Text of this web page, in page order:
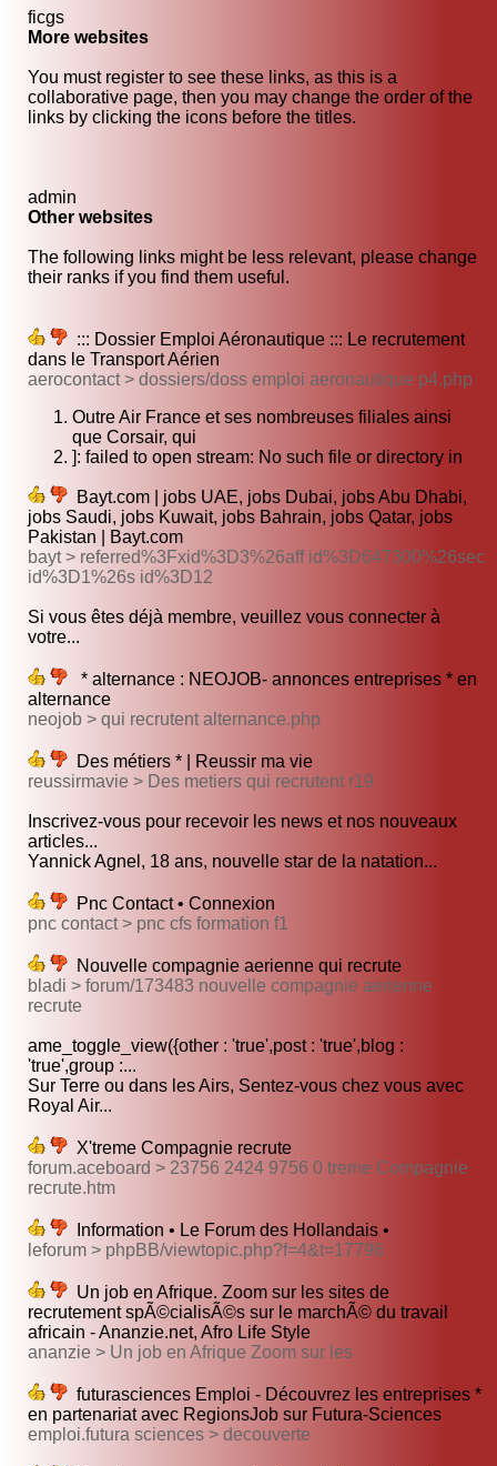
ficgs
More websites
You must register to see these links, as this is a
collaborative page, then you may change the order of the
links by clicking the icons before the titles.
admin
Other websites
The following links might be less relevant, please change
their ranks if you find them useful.
::: Dossier Emploi Aéronautique ::: Le recrutement
dans le Transport Aérien
aerocontact > dossiers/doss emploi aeronautique p4.php
Outre Air France et ses nombreuses filiales ainsi
que Corsair, qui
]: failed to open stream: No such file or directory in
Bayt.com | jobs UAE, jobs Dubai, jobs Abu Dhabi,
jobs Saudi, jobs Kuwait, jobs Bahrain, jobs Qatar, jobs
Pakistan | Bayt.com
bayt > referred%3Fxid%3D3%26aff id%3D647300%26sec
id%3D1%26s id%3D12
Si vous êtes déjà membre, veuillez vous connecter à
votre...
* alternance : NEOJOB- annonces entreprises * en
alternance
neojob > qui recrutent alternance.php
Des métiers * | Reussir ma vie
reussirmavie > Des metiers qui recrutent r19
Inscrivez-vous pour recevoir les news et nos nouveaux
articles...
Yannick Agnel, 18 ans, nouvelle star de la natation...
Pnc Contact • Connexion
pnc contact > pnc cfs formation f1
Nouvelle compagnie aerienne qui recrute
bladi > forum/173483 nouvelle compagnie aerienne
recrute
ame_toggle_view({other : 'true',post : 'true',blog :
'true',group :...
Sur Terre ou dans les Airs, Sentez-vous chez vous avec
Royal Air...
X'treme Compagnie recrute
forum.aceboard > 23756 2424 9756 0 treme Compagnie
recrute.htm
Information • Le Forum des Hollandais •
leforum > phpBB/viewtopic.php?f=4&t=17796
Un job en Afrique. Zoom sur les sites de
recrutement spÃ©cialisÃ©s sur le marchÃ© du travail
africain - Ananzie.net, Afro Life Style
ananzie > Un job en Afrique Zoom sur les
futurasciences Emploi - Découvrez les entreprises *
en partenariat avec RegionsJob sur Futura-Sciences
emploi.futura sciences > decouverte